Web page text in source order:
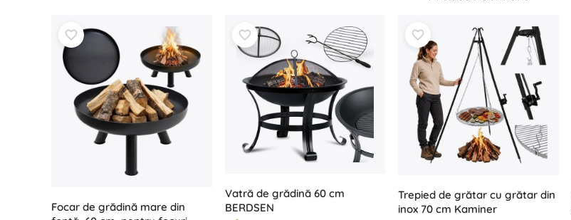
Focar de grădină mare din
Vatră de grădină 60 cm
BERDSEN
Trepied de grătar cu grătar din
inox 70 cm Kaminer